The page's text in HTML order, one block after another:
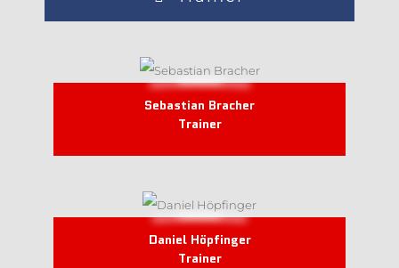
Sebastian Bracher
Trainer
Daniel Höpfinger
Trainer